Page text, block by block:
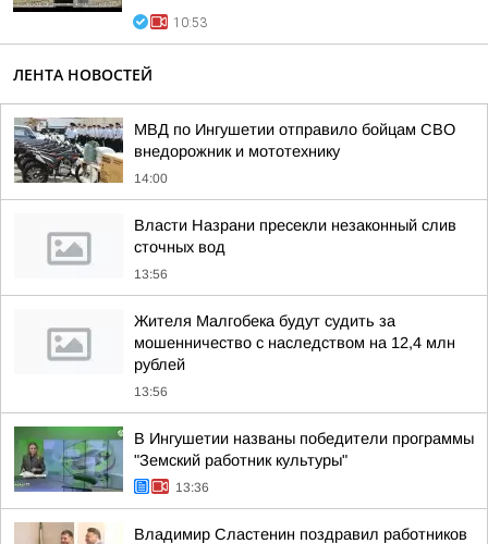
10:53
ЛЕНТА НОВОСТЕЙ
МВД по Ингушетии отправило бойцам СВО
внедорожник и мототехнику
14:00
Власти Назрани пресекли незаконный слив
сточных вод
13:56
Жителя Малгобека будут судить за
мошенничество с наследством на 12,4 млн
рублей
13:56
В Ингушетии названы победители программы
"Земский работник культуры"
13:36
Владимир Сластенин поздравил работников